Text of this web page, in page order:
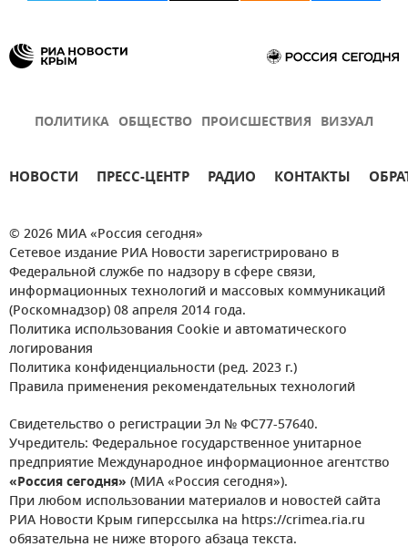
ПОЛИТИКА ОБЩЕСТВО ПРОИСШЕСТВИЯ ВИЗУАЛ
НОВОСТИ ПРЕСС-ЦЕНТР РАДИО КОНТАКТЫ
© 2026 МИА «Россия сегодня»
Сетевое издание РИА Новости зарегистрировано в
Федеральной службе по надзору в сфере связи,
информационных технологий и массовых коммуникаций
(Роскомнадзор) 08 апреля 2014 года.
Политика использования Cookie и автоматического
логирования
Политика конфиденциальности (ред. 2023 г.)
Правила применения рекомендательных технологий
Свидетельство о регистрации Эл № ФС77-57640.
Учредитель: Федеральное государственное унитарное
предприятие Международное информационное агентство
«Россия сегодня» (МИА «Россия сегодня»).
При любом использовании материалов и новостей сайта
РИА Новости Крым гиперссылка на https://crimea.ria.ru
обязательна не ниже второго абзаца текста.